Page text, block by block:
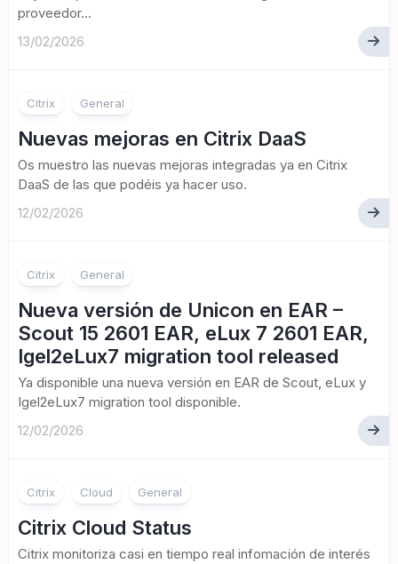
proveedor...
13/02/2026
Citrix General
Nuevas mejoras en Citrix DaaS
Os muestro las nuevas mejoras integradas ya en Citrix
DaaS de las que podéis ya hacer uso.
12/02/2026
Citrix General
Nueva versión de Unicon en EAR –
Scout 15 2601 EAR, eLux 7 2601 EAR,
Igel2eLux7 migration tool released
Ya disponible una nueva versión en EAR de Scout, eLux y
Igel2eLux7 migration tool disponible.
12/02/2026
Citrix Cloud General
Citrix Cloud Status
Citrix monitoriza casi en tiempo real infomación de interés